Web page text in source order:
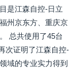
是江森自控-日立
州京东方、重庆京
总共使用了45台
次证明了江森自控-
域的专业实力得到